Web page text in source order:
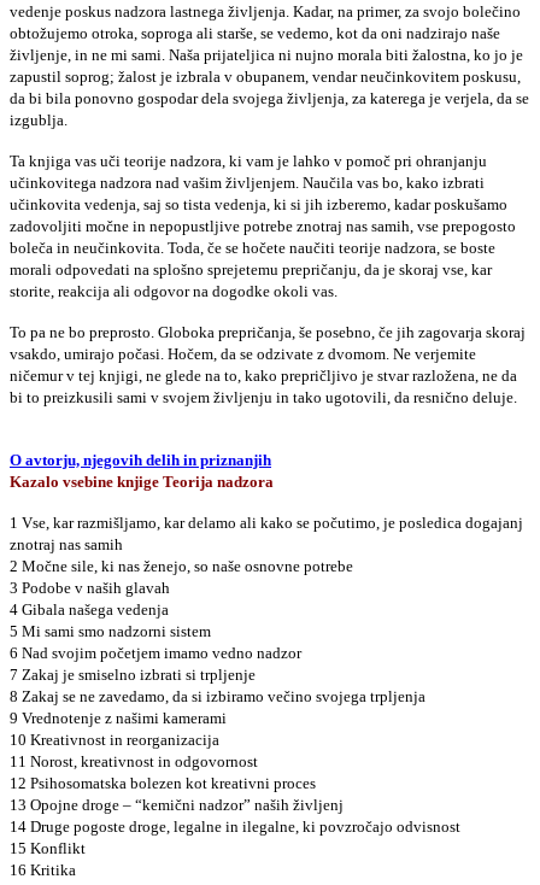
vedenje poskus nadzora lastnega življenja. Kadar, na primer, za svojo bolečino
obtožujemo otroka, soproga ali starše, se vedemo, kot da oni nadzirajo naše
življenje, in ne mi sami. Naša prijateljica ni nujno morala biti žalostna, ko jo je
zapustil soprog; žalost je izbrala v obupanem, vendar neučinkovitem poskusu,
da bi bila ponovno gospodar dela svojega življenja, za katerega je verjela, da se
izgublja.
Ta knjiga vas uči teorije nadzora, ki vam je lahko v pomoč pri ohranjanju
učinkovitega nadzora nad vašim življenjem. Naučila vas bo, kako izbrati
učinkovita vedenja, saj so tista vedenja, ki si jih izberemo, kadar poskušamo
zadovoljiti močne in nepopustljive potrebe znotraj nas samih, vse prepogosto
boleča in neučinkovita. Toda, če se hočete naučiti teorije nadzora, se boste
morali odpovedati na splošno sprejetemu prepričanju, da je skoraj vse, kar
storite, reakcija ali odgovor na dogodke okoli vas.
To pa ne bo preprosto. Globoka prepričanja, še posebno, če jih zagovarja skoraj
vsakdo, umirajo počasi. Hočem, da se odzivate z dvomom. Ne verjemite
ničemur v tej knjigi, ne glede na to, kako prepričljivo je stvar razložena, ne da
bi to preizkusili sami v svojem življenju in tako ugotovili, da resnično deluje.
O avtorju, njegovih delih in priznanjih
Kazalo vsebine knjige Teorija nadzora
1 Vse, kar razmišljamo, kar delamo ali kako se počutimo, je posledica dogajanj
znotraj nas samih
2 Močne sile, ki nas ženejo, so naše osnovne potrebe
3 Podobe v naših glavah
4 Gibala našega vedenja
5 Mi sami smo nadzorni sistem
6 Nad svojim početjem imamo vedno nadzor
7 Zakaj je smiselno izbrati si trpljenje
8 Zakaj se ne zavedamo, da si izbiramo večino svojega trpljenja
9 Vrednotenje z našimi kamerami
10 Kreativnost in reorganizacija
11 Norost, kreativnost in odgovornost
12 Psihosomatska bolezen kot kreativni proces
13 Opojne droge – “kemični nadzor” naših življenj
14 Druge pogoste droge, legalne in ilegalne, ki povzročajo odvisnost
15 Konflikt
16 Kritika